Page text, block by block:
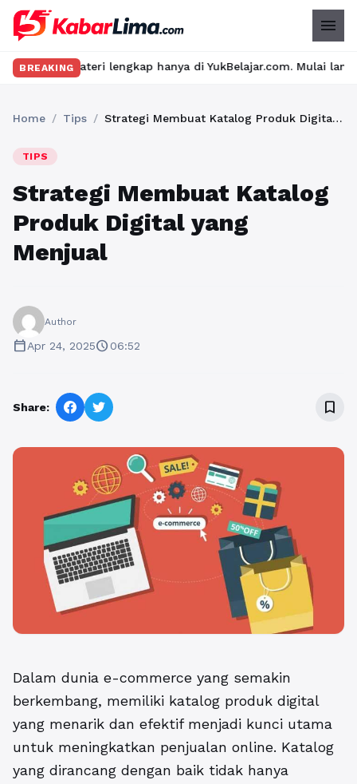
menu
BREAKING
lengkap hanya di YukBelajar.com. Mulai langkah
Home / Tips / Strategi Membuat Katalog Produk Digital yang Menjual
TIPS
Strategi Membuat Katalog
Produk Digital yang
Menjual
Author
calendar_todayApr 24, 2025schedule06:52
Share: bookmark_border
Dalam dunia e-commerce yang semakin
berkembang, memiliki katalog produk digital
yang menarik dan efektif menjadi kunci utama
untuk meningkatkan penjualan online. Katalog
yang dirancang dengan baik tidak hanya